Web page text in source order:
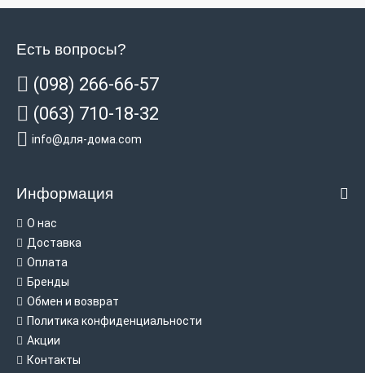
Есть вопросы?
(098) 266-66-57
(063) 710-18-32
info@для-дома.com
Информация
О нас
Доставка
Оплата
Бренды
Обмен и возврат
Политика конфиденциальности
Акции
Контакты